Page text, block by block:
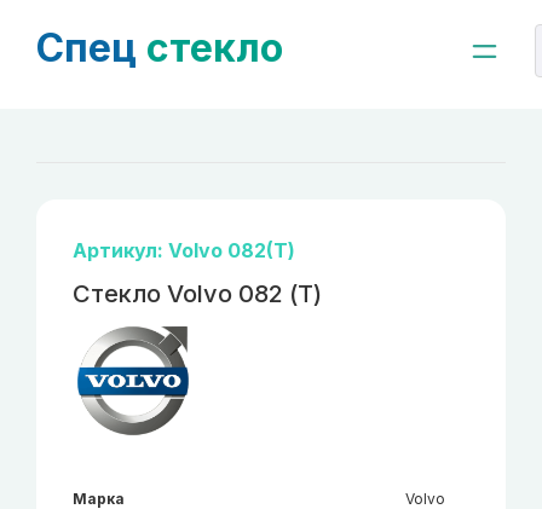
Спец стекло
Артикул: Volvo 082(Т)
Стекло Volvo 082 (Т)
Марка
Volvo